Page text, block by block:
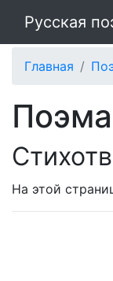
Русская
Главная
На этой